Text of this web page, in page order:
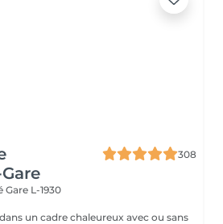
308
Gare L-1930
un cadre chaleureux avec ou sans